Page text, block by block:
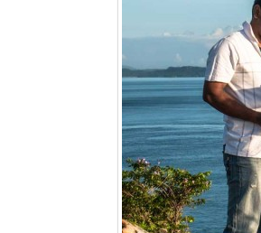
Les Petites Annonces
La Tribune de Diego en PDF